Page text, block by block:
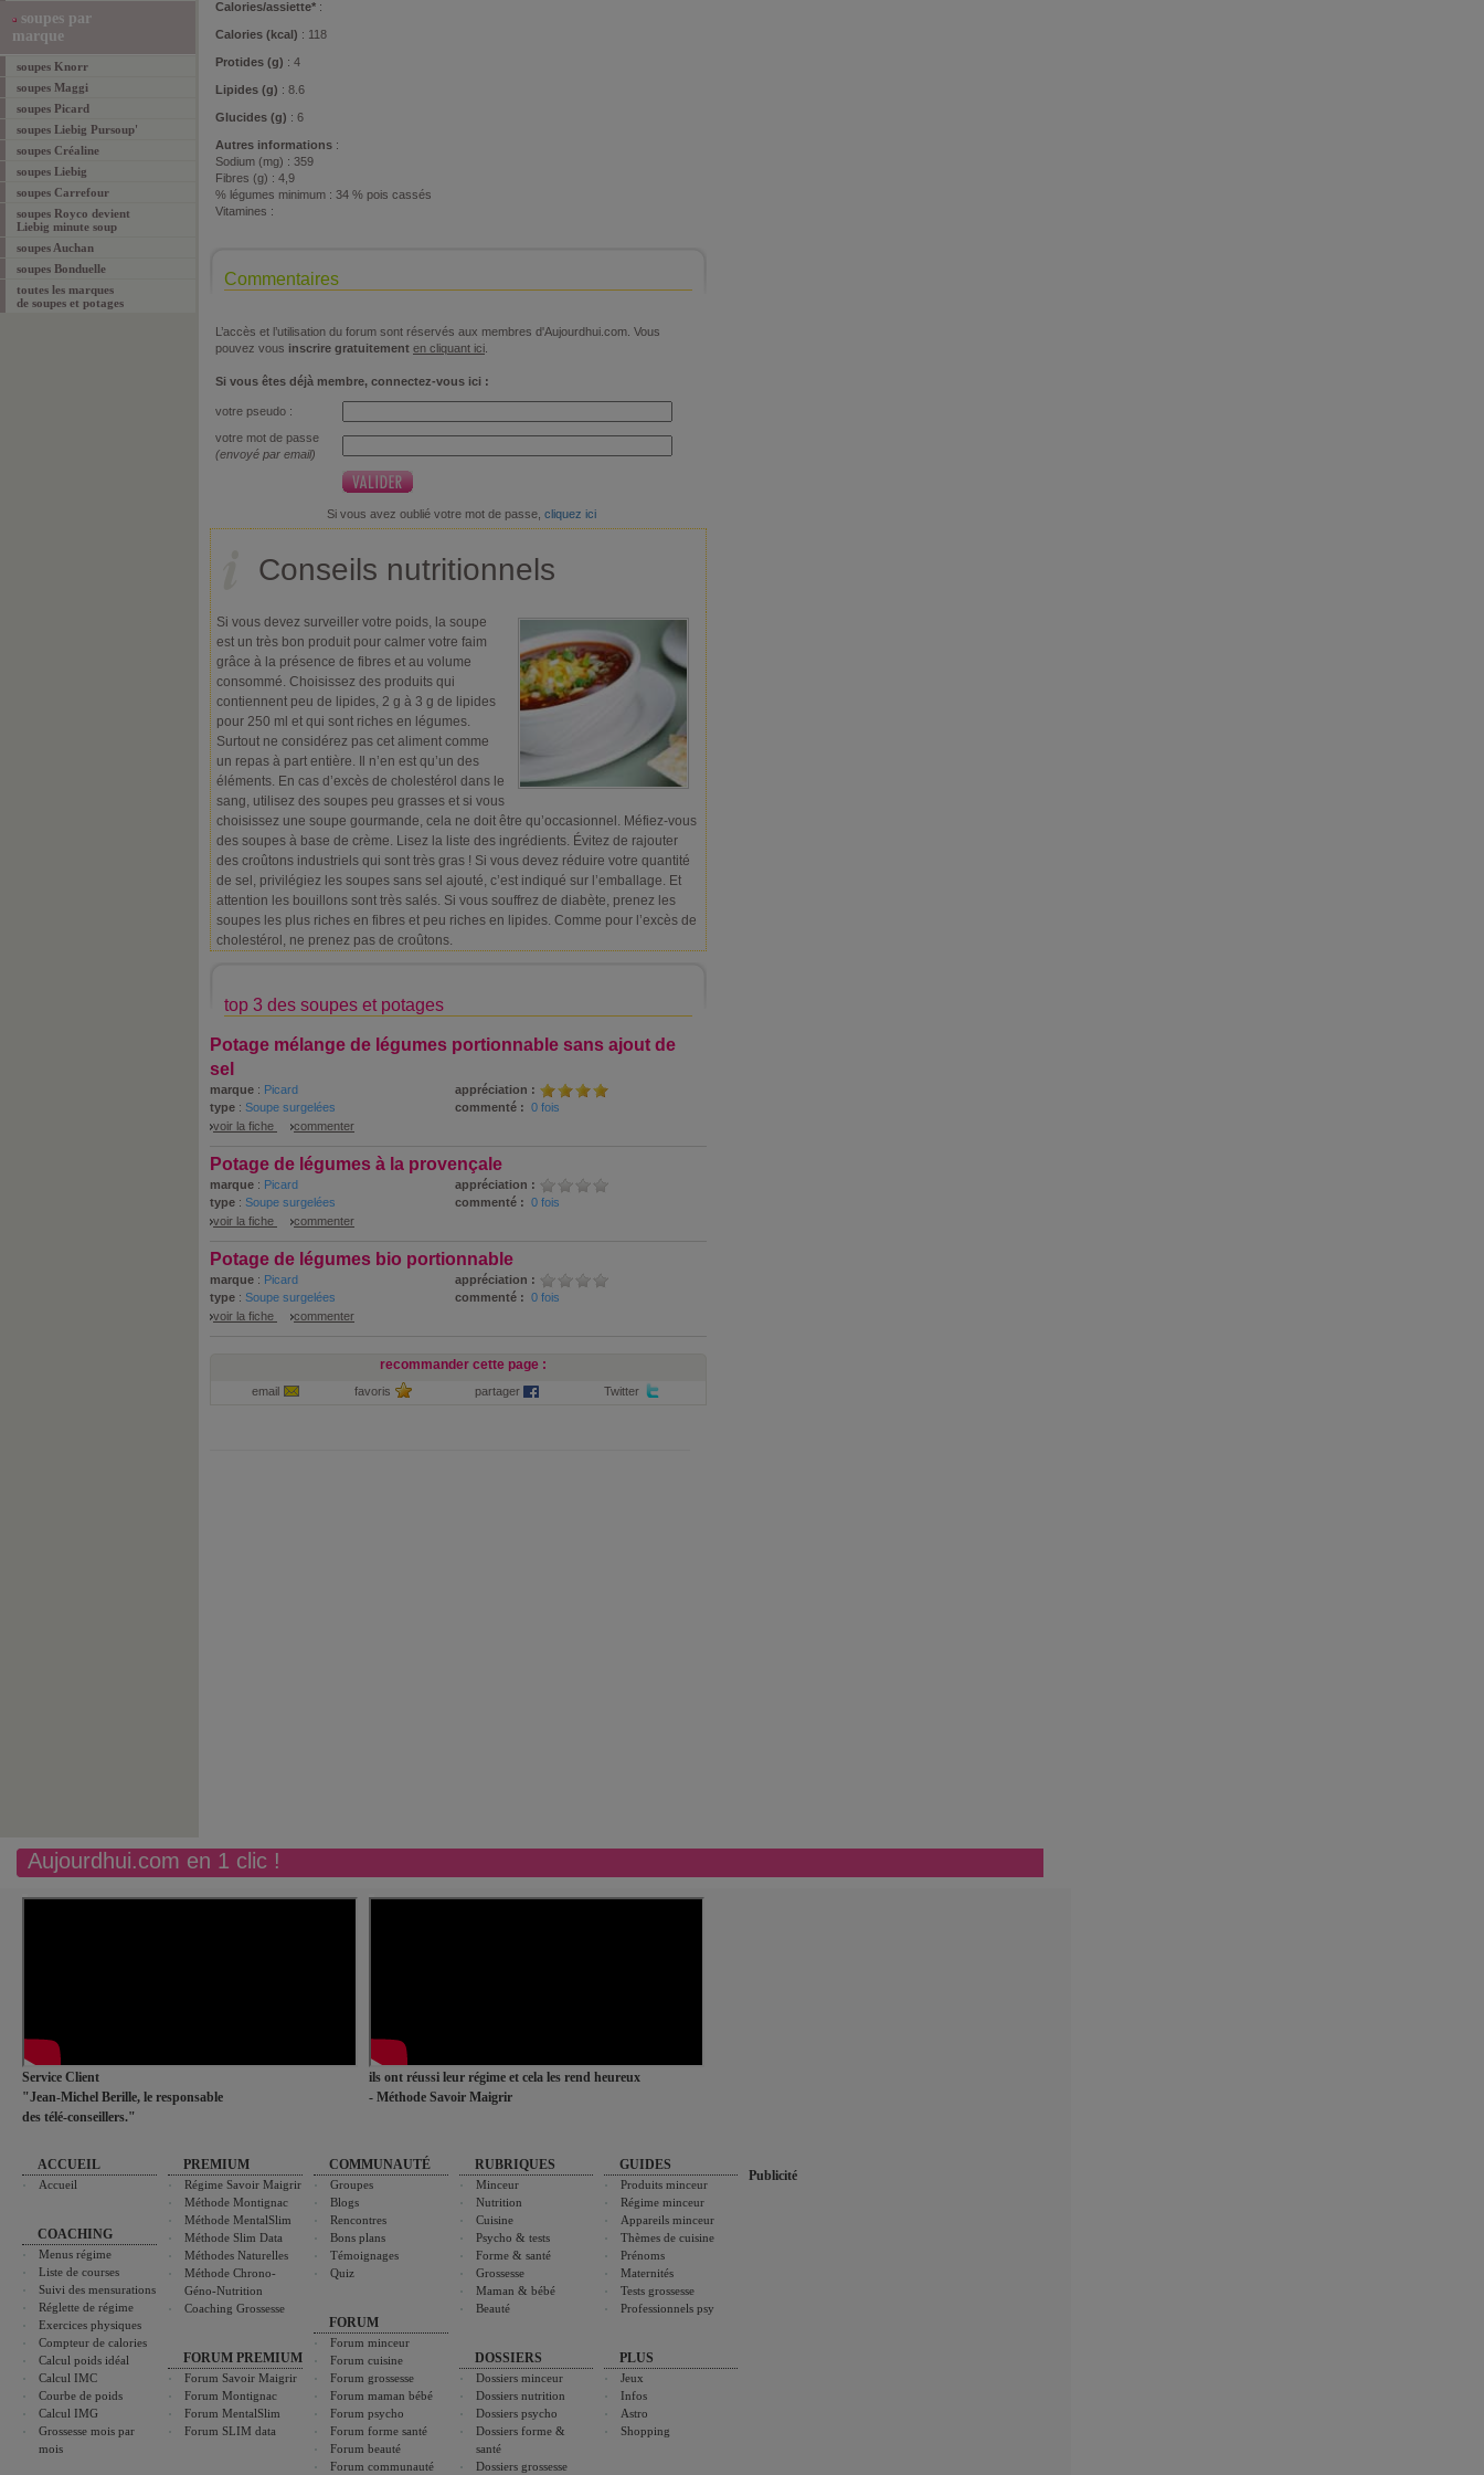
soupes par
marque
soupes Knorr
soupes Maggi
soupes Picard
soupes Liebig Pursoup'
soupes Créaline
soupes Liebig
soupes Carrefour
soupes Royco devient
Liebig minute soup
soupes Auchan
soupes Bonduelle
toutes les marques
de soupes et potages
Calories/assiette* :
Calories (kcal) : 118
Protides (g) : 4
Lipides (g) : 8.6
Glucides (g) : 6
Autres informations :
Sodium (mg) : 359
Fibres (g) : 4,9
% légumes minimum : 34 % pois cassés
Vitamines :
Commentaires
L’accès et l’utilisation du forum sont réservés aux membres d'Aujourdhui.com. Vous
pouvez vous inscrire gratuitement en cliquant ici
Si vous êtes déjà membre, connectez-vous ici :
votre pseudo :
votre mot de passe
(envoyé par email)
Si vous avez oublié votre mot de passe, cliquez ici
Conseils nutritionnels
Si vous devez surveiller votre poids, la soupe
est un très bon produit pour calmer votre faim
grâce à la présence de fibres et au volume
consommé. Choisissez des produits qui
contiennent peu de lipides, 2 g à 3 g de lipides
pour 250 ml et qui sont riches en légumes.
Surtout ne considérez pas cet aliment comme
un repas à part entière. Il n’en est qu’un des
éléments. En cas d’excès de cholestérol dans le
sang, utilisez des soupes peu grasses et si vous
choisissez une soupe gourmande, cela ne doit être qu’occasionnel. Méfiez-vous
des soupes à base de crème. Lisez la liste des ingrédients. Évitez de rajouter
des croûtons industriels qui sont très gras ! Si vous devez réduire votre quantité
de sel, privilégiez les soupes sans sel ajouté, c’est indiqué sur l’emballage. Et
attention les bouillons sont très salés. Si vous souffrez de diabète, prenez les
soupes les plus riches en fibres et peu riches en lipides. Comme pour l’excès de
cholestérol, ne prenez pas de croûtons.
top 3 des soupes et potages
Potage mélange de légumes portionnable sans ajout de
sel
marque : Picard
appréciation :
type : Soupe surgelées commenté : 0 fois
voir la fiche
commenter
Potage de légumes à la provençale
marque : Picard
appréciation :
type : Soupe surgelées commenté : 0 fois
voir la fiche
commenter
Potage de légumes bio portionnable
marque : Picard
appréciation :
type : Soupe surgelées commenté : 0 fois
voir la fiche
commenter
recommander cette page :
email favoris partager Twitter
Aujourdhui.com en 1 clic !
Service Client
"Jean-Michel Berille, le responsable
des télé-conseillers."
ils ont réussi leur régime et cela les rend heureux
- Méthode Savoir Maigrir
ACCUEIL
Accueil
COACHING
Menus régime
Liste de courses
Suivi des mensurations
Réglette de régime
Exercices physiques
Compteur de calories
Calcul poids idéal
Calcul IMC
Courbe de poids
Calcul IMG
Grossesse mois par
mois
PREMIUM
Régime Savoir Maigrir
Méthode Montignac
Méthode MentalSlim
Méthode Slim Data
Méthodes Naturelles
Méthode Chrono-
Géno-Nutrition
Coaching Grossesse
FORUM PREMIUM
Forum Savoir Maigrir
Forum Montignac
Forum MentalSlim
Forum SLIM data
COMMUNAUTÉ
Groupes
Blogs
Rencontres
Bons plans
Témoignages
Quiz
FORUM
Forum minceur
Forum cuisine
Forum grossesse
Forum maman bébé
Forum psycho
Forum forme santé
Forum beauté
Forum communauté
RUBRIQUES
Minceur
Nutrition
Cuisine
Psycho & tests
Forme & santé
Grossesse
Maman & bébé
Beauté
DOSSIERS
Dossiers minceur
Dossiers nutrition
Dossiers psycho
Dossiers forme &
santé
Dossiers grossesse
GUIDES
Produits minceur
Régime minceur
Appareils minceur
Thèmes de cuisine
Prénoms
Maternités
Tests grossesse
Professionnels psy
PLUS
Jeux
Infos
Astro
Shopping
Publicité